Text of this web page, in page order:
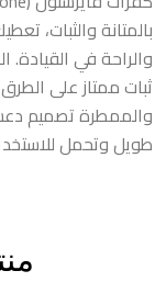
بالمتانة والثبات،
والراحة في القيادة.
ثبات ممتاز على
والممطرة تصميم
طويل وتحمل